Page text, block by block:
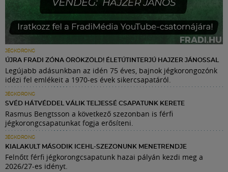
JÉGKORONG
ÚJRA FRADI ZÓNA ÖRÖKZÖLD! ÉLETÚTINTERJÚ HAJZER JÁNOSSAL
Legújabb adásunkban az idén 75 éves, bajnok jégkorongozónk
idézi fel emlékeit a 1970-es évek sikercsapatáról.
JÉGKORONG
SVÉD HÁTVÉDDEL VÁLIK TELJESSÉ CSAPATUNK KERETE
Rasmus Bengtsson a következő szezonban is férfi
jégkorongcsapatunkat fogja erősíteni.
JÉGKORONG
KIALAKULT MÁSODIK ICEHL-SZEZONUNK MENETRENDJE
Felnőtt férfi jégkorongcsapatunk hazai pályán kezdi meg a
2026/27-es idényt.